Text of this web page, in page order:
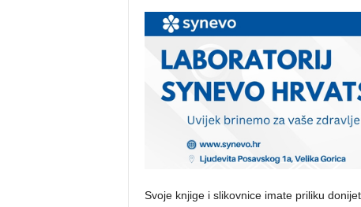
Svoje knjige i slikovnice imate priliku